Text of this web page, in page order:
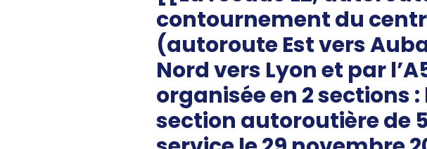
contournement du
(autoroute Est vers
Nord vers Lyon et par
organisée en 2 sections :
section autoroutière de